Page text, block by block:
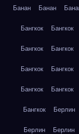
Банан Банан
Бангкок Бангкок
Бангкок Бангкок
Бангкок Бангкок
Бангкок Бангкок
Бангкок Берлин
Берлин Берлин